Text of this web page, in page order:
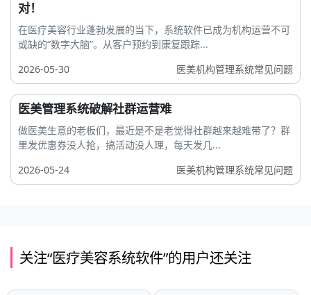
对！
在医疗美容行业蓬勃发展的当下，系统软件已成为机构运营不可
或缺的“数字大脑”。从客户预约到康复跟踪...
2026-05-30
医美机构管理系统常见问题
医美管理系统破解社群运营难
做医美生意的老板们，最近是不是老觉得社群越来越难带了？群
里发优惠券没人抢，搞活动没人理，每天发几...
2026-05-24
医美机构管理系统常见问题
关注“医疗美容系统软件”的用户还关注